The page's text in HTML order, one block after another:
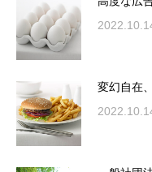
変幻自在